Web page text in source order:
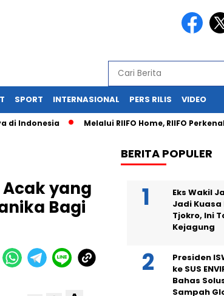
SPORT INTERNASIONAL PERS RILIS VIDEO
Indonesia Melalui RIIFO Home, RIIFO
yang
Bagi
BERITA POPULER
Eks Wakil
Jadi Kuasa
Tjokro, Ini
Kejagung
Presiden
ke SUS
Bahas
Sampah